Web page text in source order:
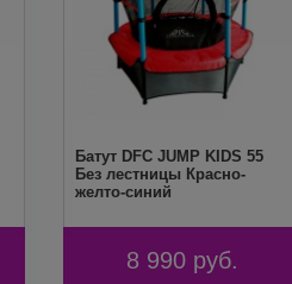
Батут DFC JUMP KIDS 55
Без лестницы Красно-
желто-синий
8 990 руб.